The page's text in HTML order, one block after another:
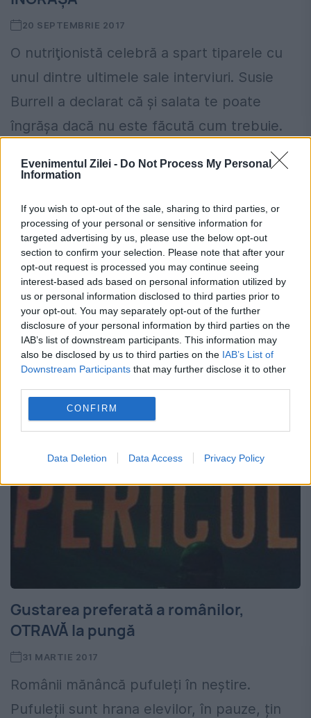
Evenimentul Zilei - Do Not Process My Personal
Information
If you wish to opt-out of the sale, sharing to third parties, or
processing of your personal or sensitive information for
targeted advertising by us, please use the below opt-out
section to confirm your selection. Please note that after your
opt-out request is processed you may continue seeing
interest-based ads based on personal information utilized by
us or personal information disclosed to third parties prior to
your opt-out. You may separately opt-out of the further
disclosure of your personal information by third parties on the
IAB’s list of downstream participants. This information may
also be disclosed by us to third parties on the IAB’s List of
Downstream Participants that may further disclose it to other
CONFIRM
Data Deletion Data Access Privacy Policy
20 SEPTEMBRIE 2017
O nutriţionistă celebră a spart tiparele cu
unul dintre ultimele sale interviuri. Susie
Burrell a declarat că şi salata te poate
îngrăşa dacă nu este făcută cum trebuie.
PASTILE care te ÎNGRAȘĂ fără să știi!
7 APRILIE 2017
Știm cu toții că, mâncatul nesănătos și în
cantități mari, sedentarismul și problemele
legate de tiroidă sunt principalele cauze ale
îngrășatului. Însă, o parte dintre cazurile de
Gustarea preferată a românilor,
OTRAVĂ la pungă
31 MARTIE 2017
Românii mănâncă pufuleți în neștire.
Pufuleții sunt hrana elevilor, în pauze, țin